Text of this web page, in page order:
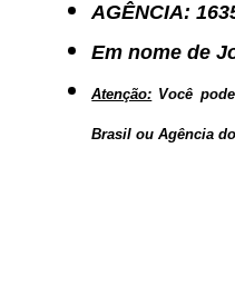
AGÊNCIA:
Em nome de
Atenção: Você
Brasil ou Agência